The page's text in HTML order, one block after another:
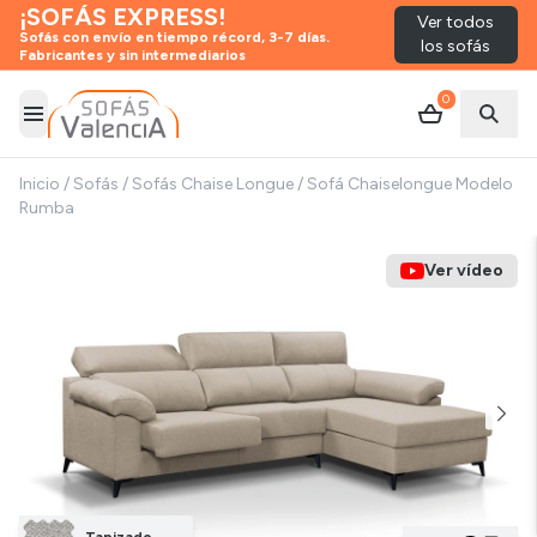
¡SOFÁS EXPRESS!
Sofás con envío en tiempo récord, 3-7 días.
Fabricantes y sin intermediarios
Ver todos
los sofás
Abrir menú
0
Inicio / Sofás / Sofás Chaise Longue/ Sofá Chaiselongue Modelo
Rumba
Ver vídeo